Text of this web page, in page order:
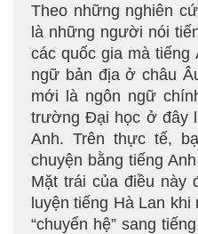
Theo những nghiên
là những người nói
các quốc gia mà tiếng
ngữ bản địa ở châu
mới là ngôn ngữ
trường Đại học ở đây
Anh. Trên thực tế,
chuyện bằng tiếng
Mặt trái của điều này
luyện tiếng Hà Lan
“chuyển hệ” sang